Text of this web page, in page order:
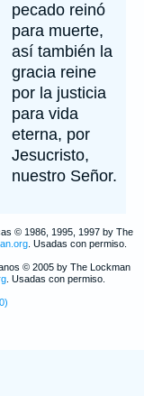
pecado reinó
para muerte,
así también la
gracia reine
por la justicia
para vida
eterna, por
Jesucristo,
nuestro Señor.
© 1986, 1995, 1997 by The
. Usadas con permiso.
© 2005 by The Lockman
. Usadas con permiso.